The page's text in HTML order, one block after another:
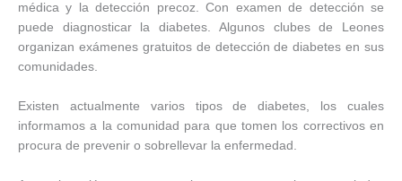
médica y la detección precoz. Con examen de detección se
puede diagnosticar la diabetes. Algunos clubes de Leones
organizan exámenes gratuitos de detección de diabetes en sus
comunidades.
Existen actualmente varios tipos de diabetes, los cuales
informamos a la comunidad para que tomen los correctivos en
procura de prevenir o sobrellevar la enfermedad.